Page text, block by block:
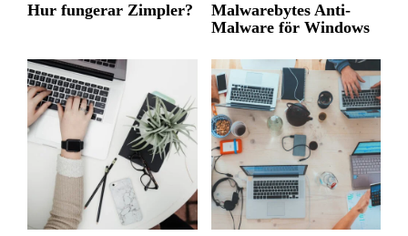
Hur fungerar Zimpler?
Malwarebytes Anti-
Malware för Windows